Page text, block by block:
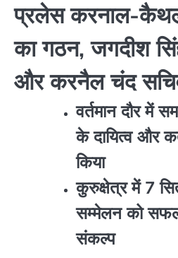
प्रलेस करनाल-
का गठन, जगदीश
और करनैल चंद सचिव
वर्तमान दौर में
के दायित्व और
किया
कुरुक्षेत्र में 7
सम्मेलन को
संकल्प